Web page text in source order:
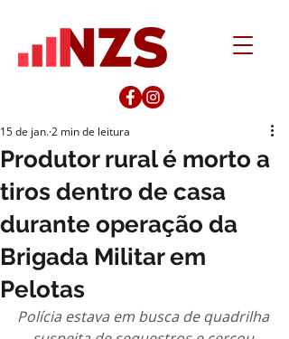
Produtor rural é morto a
tiros dentro de casa
durante operação da
Brigada Militar em
Pelotas
15 de jan.2 min de leitura
Polícia estava em busca de quadrilha